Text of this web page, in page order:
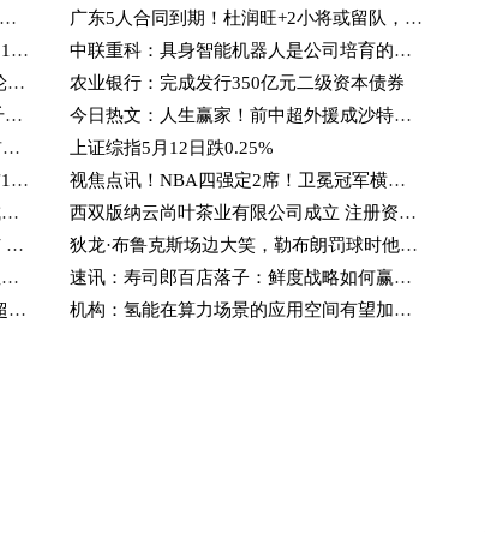
3连冠才是史上最伟大球队，库里和詹姆斯未能|快看点
广东5人合同到期！杜润旺+2小将或留队，王少杰租借到期买断吗？_新消息
每日信息：广东输球揪出最大祸首！上场17分钟球队输10分，杜锋真高估他了？
中联重科：具身智能机器人是公司培育的未来产业方向之一
前沿资讯!大雾锁海勇救两渔民！南通货轮上演黄海生死救援
农业银行：完成发行350亿元二级资本债券
热点！CPO龙头强势晋级！A股首次5只千元股同框，这些板块涌现最多
今日热文：人生赢家！前中超外援成沙特联赛过人王：在中国沙特净赚7个亿
PriceSeek提醒：吕梁炼焦煤竞拍价格较前期下降
上证综指5月12日跌0.25%
光伏电力排名前十名：上市公司成交额前10榜单（3月25日） 微头条
视焦点讯！NBA四强定2席！卫冕冠军横扫湖人+詹姆斯两双，骑士追平活塞
宣威市哆咪乐依饮品店（个体工商户）成立 注册资本80万人民币|焦点简讯
西双版纳云尚叶茶业有限公司成立 注册资本10万人民币
曼城卫星队 Lommel 冲击比甲资格，将与 Dender 两回合决战|聚焦
狄龙·布鲁克斯场边大笑，勒布朗罚球时他在想什么 当前热点
和讯信息吕延：何为交易里的真正确定性？-最新资讯
速讯：寿司郎百店落子：鲜度战略如何赢得市场
每日速看!港股异动 | 诺比侃(02635)反弹超13% 公司称对恒信东方有关事件并不知情
机构：氢能在算力场景的应用空间有望加速打开|速看料